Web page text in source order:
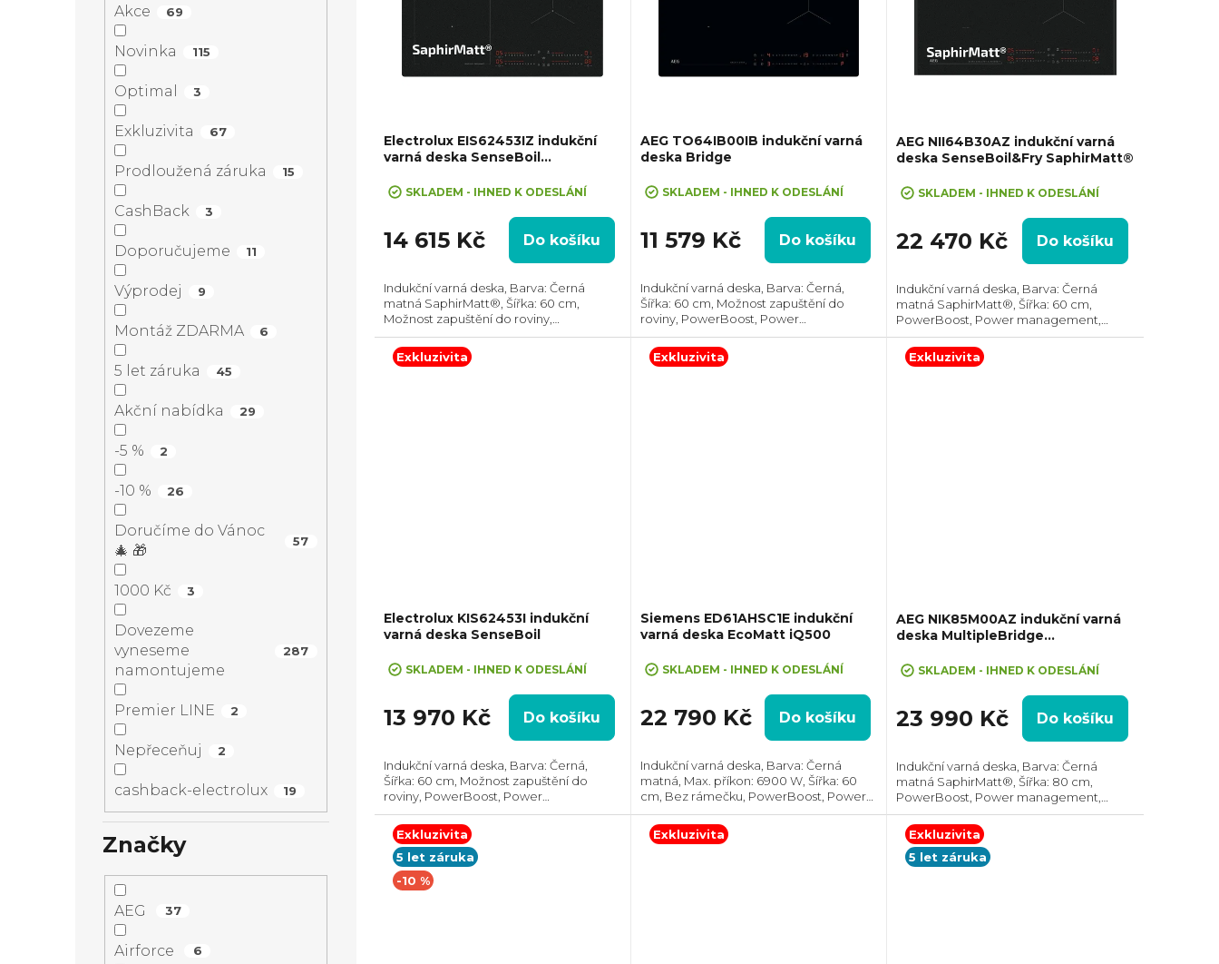
Akce 69
Novinka 115
Optimal 3
Exkluzivita 67
Prodloužená záruka 15
CashBack 3
Doporučujeme 11
Výprodej 9
Montáž ZDARMA 6
5 let záruka 45
Akční nabídka 29
-5 % 2
-10 % 26
Doručíme do Vánoc
🎄 🎁
57
1000 Kč 3
Dovezeme
vyneseme
namontujeme
287
Premier LINE 2
Nepřeceňuj 2
cashback-electrolux 19
Značky
AEG 37
Airforce 6
d
u
k
t
ů
r
o
d
u
k
Electrolux EIS62453IZ indukční
varná deska SenseBoil
SKLADEM - IHNED K ODESLÁNÍ
14 615 Kč Do košíku
Indukční varná deska, Barva: Černá
matná SaphirMatt®, Šířka: 60 cm,
Možnost zapuštění do roviny,
PowerBoost, Power management,
Hob2Hood®, Senzor bodu varu
SenseBoil, Ovládání pomocí
AEG TO64IB00IB indukční varná
deska Bridge
SKLADEM - IHNED K ODESLÁNÍ
11 579 Kč Do košíku
Indukční varná deska, Barva: Černá,
Šířka: 60 cm, Možnost zapuštění do
roviny, PowerBoost, Power
management, Hob2Hood®, Spojení
varných zón, Ovládání pomocí
posuvného slideru každé zóny zvlášť,...
AEG NII64B30AZ indukční varná
deska SenseBoil&Fry SaphirMatt®
SKLADEM - IHNED K ODESLÁNÍ
22 470 Kč Do košíku
Indukční varná deska, Barva: Černá
matná SaphirMatt®, Šířka: 60 cm,
PowerBoost, Power management,
Hob2Hood®, Spojení varných zón,
Senzory varu a smažení Sense Boil&Fry,
Ovládání pomocí...
Exkluzivita
Electrolux KIS62453I indukční
varná deska SenseBoil
SKLADEM - IHNED K ODESLÁNÍ
13 970 Kč Do košíku
Indukční varná deska, Barva: Černá,
Šířka: 60 cm, Možnost zapuštění do
roviny, PowerBoost, Power
management, Hob2Hood®, Spojení
varných zón, Senzor bodu varu
SenseBoil, Ovládání pomocí...
Exkluzivita
Siemens ED61AHSC1E indukční
varná deska EcoMatt iQ500
SKLADEM - IHNED K ODESLÁNÍ
22 790 Kč Do košíku
Indukční varná deska, Barva: Černá
matná, Max. příkon: 6900 W, Šířka: 60
cm, Bez rámečku, PowerBoost, Power
management, Spojení varných zón,
Senzor smažení fryingSensor, Ovládání
pomocí posuvného...
Exkluzivita
AEG NIK85M00AZ indukční varná
deska MultipleBridge
SKLADEM - IHNED K ODESLÁNÍ
23 990 Kč Do košíku
Indukční varná deska, Barva: Černá
matná SaphirMatt®, Šířka: 80 cm,
PowerBoost, Power management,
Hob2Hood®, 2x spojení varných zón,
Ovládání pomocí posuvného slideru
každé zóny zvlášť, Prostor pro...
Exkluzivita
5 let záruka
-10 %
Exkluzivita
Exkluzivita
5 let záruka